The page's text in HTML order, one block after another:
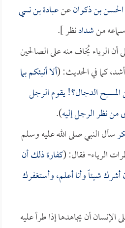
الحسن بن ذكوانعنعبادة بن نسي
منشدادنظر ].
أن الرياء يُخاف منه على الصالحين
كما في الحديث: (ألا أنبئكم بما
الدجال؟! يقوم الرجل
من نظر الرجل إليه).
سأل النبي صلى الله عليه وسلم
الرياء- فقال: (كفارة ذلك أن
شيئاً وأنا أعلم، وأستغفرك
أن يجاهدها إذا طرأ عليه